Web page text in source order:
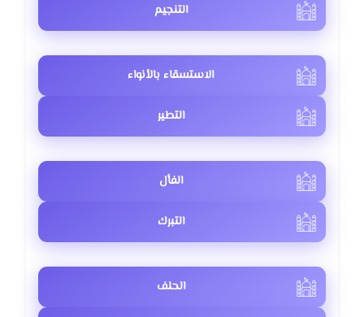
التنجيم
الاستسقاء بالأنواء
التطير
الفأل
التبرك
الحلف